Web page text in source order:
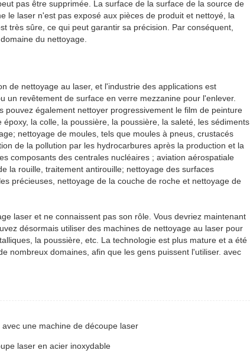
pas être supprimée. La surface de la surface de la source de
le laser n'est pas exposé aux pièces de produit et nettoyé, la
très sûre, ce qui peut garantir sa précision. Par conséquent,
du nettoyage.
de nettoyage au laser, et l'industrie des applications est
un revêtement de surface en verre mezzanine pour l'enlever.
également nettoyer progressivement le film de peinture
la colle, la poussière, la poussière, la saleté, les sédiments
nettoyage de moules, tels que moules à pneus, crustacés
de la pollution par les hydrocarbures après la production et la
composants des centrales nucléaires ; aviation aérospatiale
la rouille, traitement antirouille; nettoyage des surfaces
précieuses, nettoyage de la couche de roche et nettoyage de
laser et ne connaissent pas son rôle. Vous devriez maintenant
désormais utiliser des machines de nettoyage au laser pour
la poussière, etc. La technologie est plus mature et a été
nombreux domaines, afin que les gens puissent l'utiliser. avec
une machine de découpe laser
laser en acier inoxydable